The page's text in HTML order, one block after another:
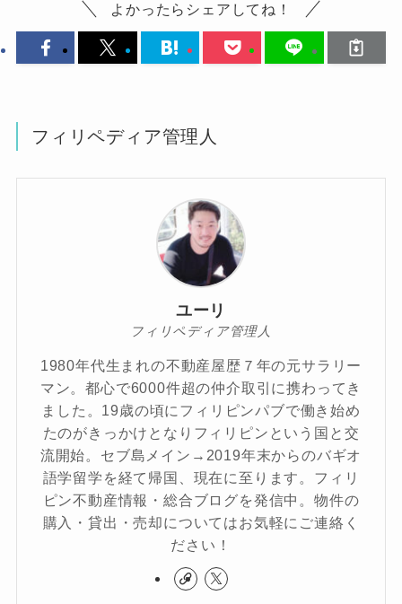
よかったらシェアしてね！
フィリペディア管理人
ユーリ
フィリペディア管理人
1980年代生まれの不動産屋歴７年の元サラリー
マン。都心で6000件超の仲介取引に携わってき
ました。19歳の頃にフィリピンパブで働き始め
たのがきっかけとなりフィリピンという国と交
流開始。セブ島メイン→2019年末からのバギオ
語学留学を経て帰国、現在に至ります。フィリ
ピン不動産情報・総合ブログを発信中。物件の
購入・貸出・売却についてはお気軽にご連絡く
ださい！